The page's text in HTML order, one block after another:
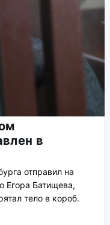
в
отправил на
Егора Батищева,
тело в короб.